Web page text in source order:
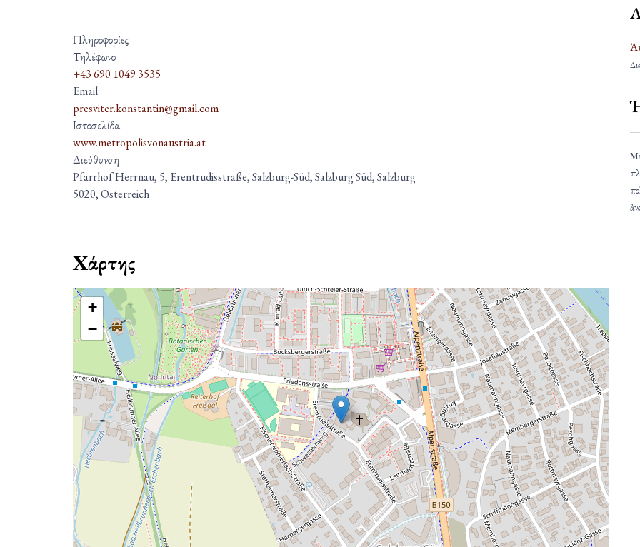
Πληροφορίες
Τηλέφωνο
+43 690 1049 3535
Email
presviter.konstantin@gmail.com
Ιστοσελίδα
www.metropolisvonaustria.at
Διεύθυνση
Pfarrhof Herrnau, 5, Erentrudisstraße, Salzburg-Süd, Salzburg Süd, Salzburg
5020, Österreich
Χάρτης
+
−